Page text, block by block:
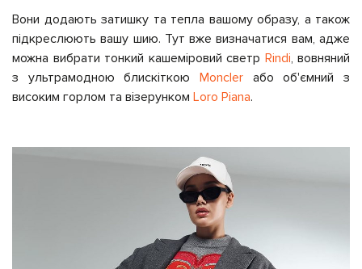
Вони додають затишку та тепла вашому образу, а також
підкреслюють вашу шию. Тут вже визначатися вам, адже
можна вибрати тонкий кашеміровий светр Rindi, вовняний
з ультрамодною блискіткою Moncler або об'ємний з
високим горлом та візерунком Loro Piana.